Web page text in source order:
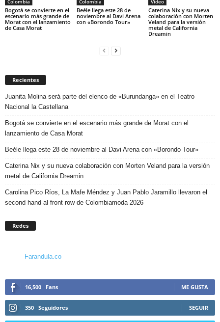
Bogotá se convierte en el
escenario más grande de
Morat con el lanzamiento
de Casa Morat
Beéle llega este 28 de
noviembre al Davi Arena
con «Borondo Tour»
Caterina Nix y su nueva
colaboración con Morten
Veland para la versión
metal de California
Dreamin
Recientes
Juanita Molina será parte del elenco de «Burundanga» en el Teatro
Nacional la Castellana
Bogotá se convierte en el escenario más grande de Morat con el
lanzamiento de Casa Morat
Beéle llega este 28 de noviembre al Davi Arena con «Borondo Tour»
Caterina Nix y su nueva colaboración con Morten Veland para la versión
metal de California Dreamin
Carolina Pico Ríos, La Mafe Méndez y Juan Pablo Jaramillo llevaron el
second hand al front row de Colombiamoda 2026
Redes
Farandula.co
16,500 Fans ME GUSTA
350 Seguidores SEGUIR